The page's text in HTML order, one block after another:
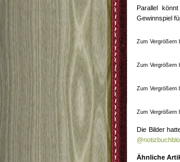
Parallel
Gewinnspiel
Zum Vergrößern
Zum Vergrößern
Zum Vergrößern
Zum Vergrößern
Die Bilder
Ähnliche